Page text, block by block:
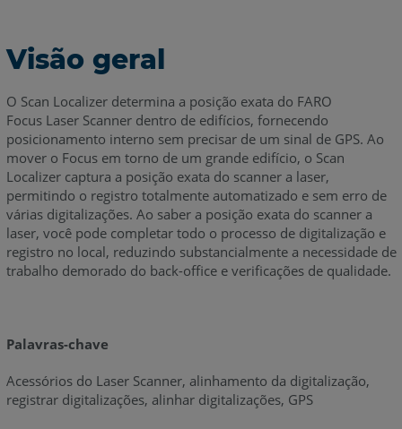
Visão geral
O Scan Localizer determina a posição exata do FARO
Focus Laser Scanner dentro de edifícios, fornecendo
posicionamento interno sem precisar de um sinal de GPS. Ao
mover o Focus em torno de um grande edifício, o Scan
Localizer captura a posição exata do scanner a laser,
permitindo o registro totalmente automatizado e sem erro de
várias digitalizações. Ao saber a posição exata do scanner a
laser, você pode completar todo o processo de digitalização e
registro no local, reduzindo substancialmente a necessidade de
trabalho demorado do back-office e verificações de qualidade.
Palavras-chave
Acessórios do Laser Scanner, alinhamento da digitalização,
registrar digitalizações, alinhar digitalizações, GPS